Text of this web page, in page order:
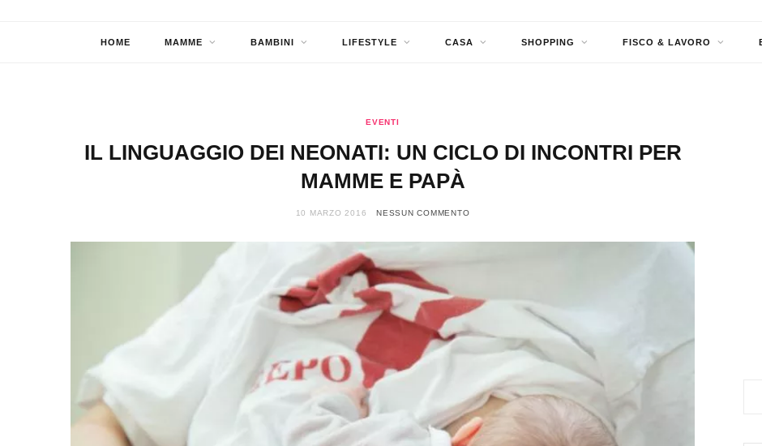
HOME MAMME BAMBINI LIFESTYLE CASA SHOPPING FISCO & LAVORO
EVENTI
IL LINGUAGGIO DEI NEONATI: UN CICLO DI INCONTRI PER
MAMME E PAPÀ
10 MARZO 2016 NESSUN COMMENTO